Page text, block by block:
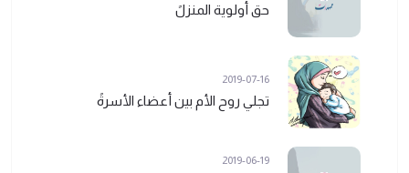
حق أولوية المنزلً
2019-07-16
تجلي روح الأم بين أعضاء الأسرةً
2019-06-19